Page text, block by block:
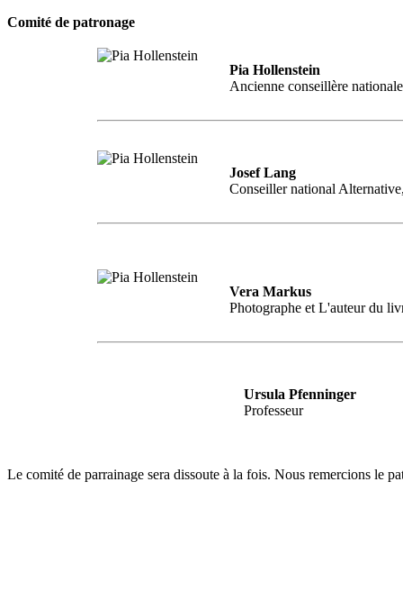
Comité de patronage
Pia Hollenstein
Ancienne conseillère
Josef Lang
Conseiller national
Vera Markus
Photographe et L'auteur du
Ursula Pfenninger
Professeur
Le comité de parrainage sera dissoute à la fois. Nous remercions le